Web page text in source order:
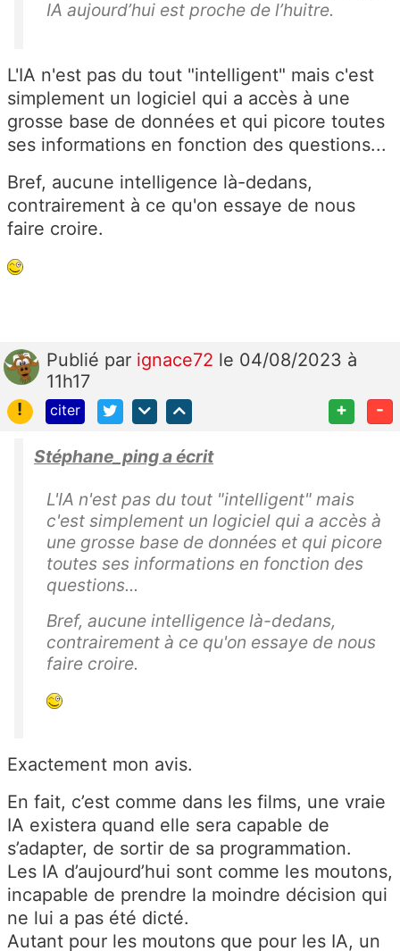
IA aujourd’hui est proche de l’huitre.
L'IA n'est pas du tout "intelligent" mais c'est
simplement un logiciel qui a accès à une
grosse base de données et qui picore toutes
ses informations en fonction des questions...
Bref, aucune intelligence là-dedans,
contrairement à ce qu'on essaye de nous
faire croire.
Publié par ignace72 le 04/08/2023 à
11h17
!
citer + -
Stéphane_ping a écrit
L'IA n'est pas du tout "intelligent" mais
c'est simplement un logiciel qui a accès à
une grosse base de données et qui picore
toutes ses informations en fonction des
questions...
Bref, aucune intelligence là-dedans,
contrairement à ce qu'on essaye de nous
faire croire.
Exactement mon avis.
En fait, c’est comme dans les films, une vraie
IA existera quand elle sera capable de
s’adapter, de sortir de sa programmation.
Les IA d’aujourd’hui sont comme les moutons,
incapable de prendre la moindre décision qui
ne lui a pas été dicté.
Autant pour les moutons que pour les IA, un